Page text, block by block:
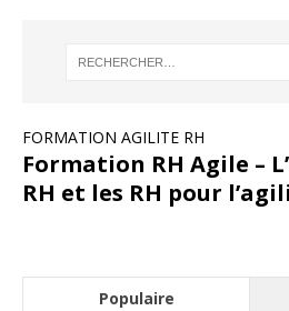
FORMATION AGILITE RH
Formation RH Agile –
RH et les RH pour
Populaire